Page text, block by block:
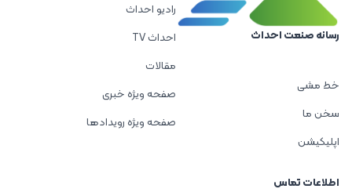
رسانه صنعت احداث
خط مشی
سخن ما
اپلیکیشن
رادیو احداث
احداث TV
مقالات
صفحه ویژه خبری
صفحه ویژه رویدادها
اطلاعات تماس